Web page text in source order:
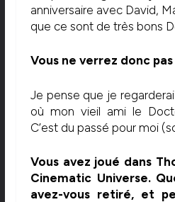
anniversaire avec David,
que ce sont de très bons
Vous ne verrez donc
Je pense que je
où mon vieil ami le
C’est du passé pour moi
Vous avez joué dans
Cinematic Universe.
avez-vous retiré, et